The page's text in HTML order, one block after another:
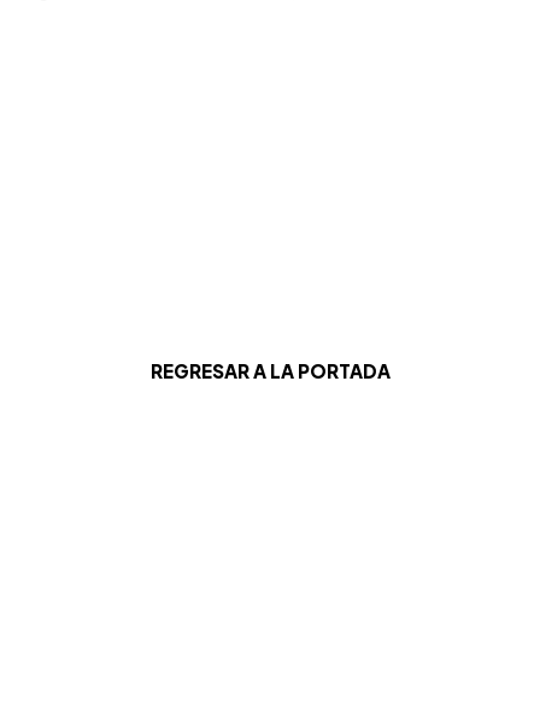
REGRESAR A LA PORTADA